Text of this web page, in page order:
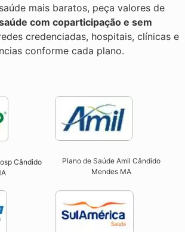
mais baratos, peça valores de
com coparticipação e sem
credenciadas, hospitais, clínicas e
conforme cada plano.
Cândido
Plano de Saúde Amil Cândido
Mendes MA